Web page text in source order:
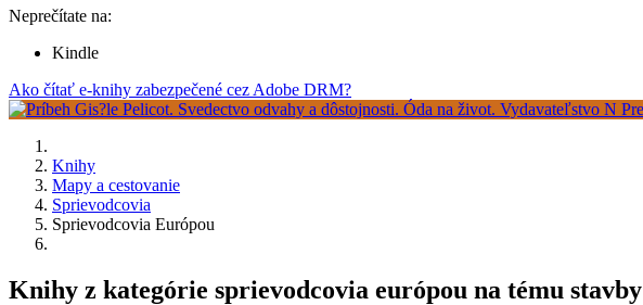
Neprečítate na:
Kindle
Ako čítať e-knihy zabezpečené cez Adobe DRM?
Knihy
Mapy a cestovanie
Sprievodcovia
Sprievodcovia Európou
Knihy z kategórie sprievodcovia európou na tému stavby